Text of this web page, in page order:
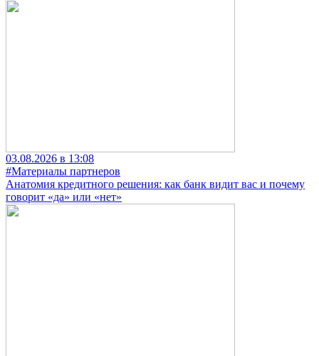
03.08.2026 в 13:08
#Материалы партнеров
Анатомия кредитного решения: как банк видит вас и почему
говорит «да» или «нет»